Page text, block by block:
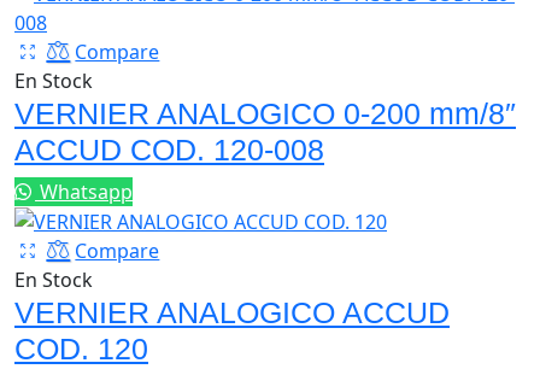
Compare
En Stock
VERNIER ANALOGICO 0-200 mm/8″
ACCUD COD. 120-008
Whatsapp
Compare
En Stock
VERNIER ANALOGICO ACCUD
COD. 120